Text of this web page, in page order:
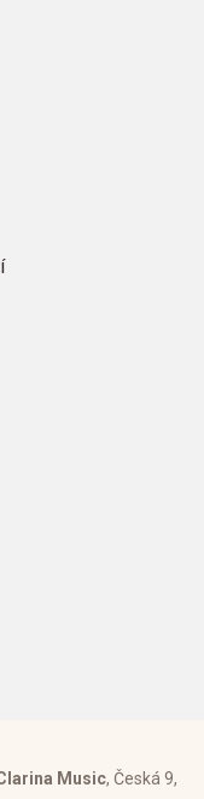
Music, Česká 9,